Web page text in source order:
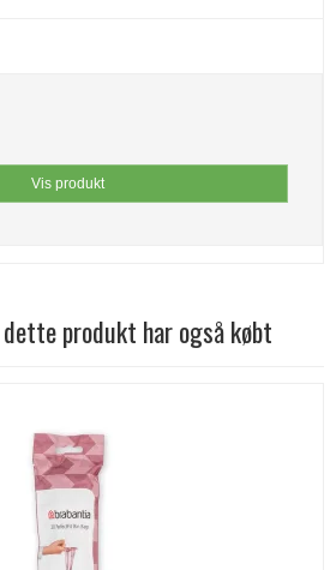
Vis produkt
produkt har også købt